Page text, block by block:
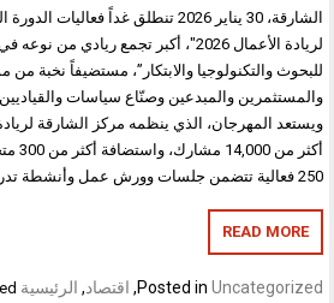
الشارقة، 30 يناير 2026 تنطلق غداً
لريادة الأعمال 2026″، أكبر تجمع
للبحوث والتكنولوجيا والابتكار”، مستضيفاً نخبة
والمستثمرين والمبدعين وصنّاع سياسات
ويستعد المهرجان، الذي ينظمه مركز الشارقة
250 فعالية تتضمن جلسات وورش عمل وأنشطة تدريبية وتجارب ترفيهية…
READ MORE
Posted in Uncategorized
, اقتصاد, الرئيسية